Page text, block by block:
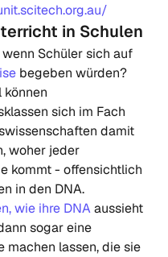
in Schulen
Schüler sich auf
begeben würden?
können
sich im Fach
damit
woher jeder
kommt - offensichtlich
in den DNA.
wie ihre DNA aussieht
sogar eine
machen lassen, die sie